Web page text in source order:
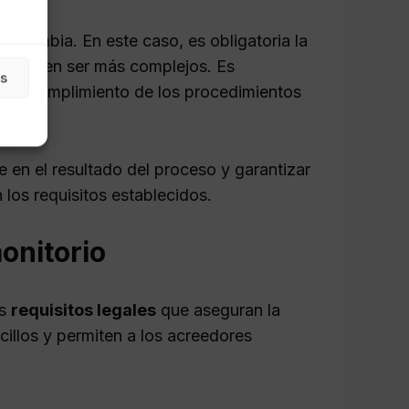
cambia. En este caso, es obligatoria la
ser más complejos. Es
el cumplimiento de los procedimientos
en el resultado del proceso y garantizar
los requisitos establecidos.
requisitos legales que aseguran la
y permiten a los acreedores